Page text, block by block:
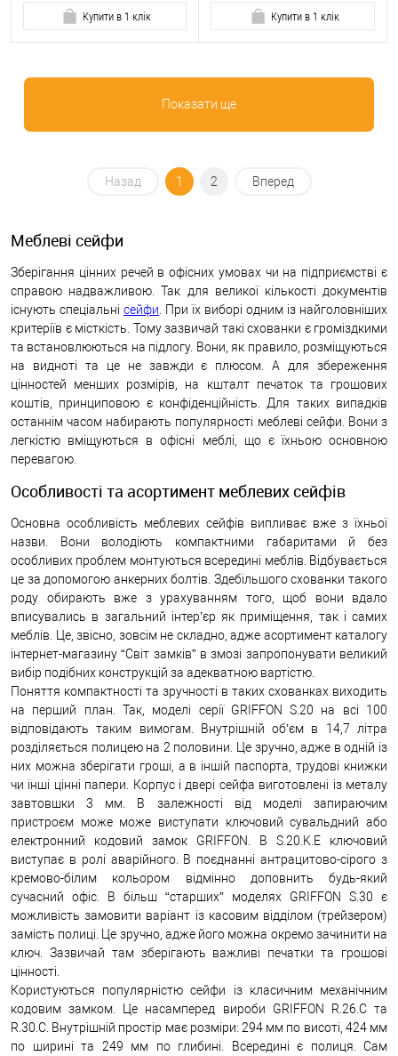
Купити в 1 клік Купити в 1 клік
Показати ще
Назад 1 2 Вперед
Меблеві сейфи
Зберігання цінних речей в офісних умовах чи на підприємстві є
справою надважливою. Так для великої кількості документів
існують спеціальні сейфи . При їх виборі одним із найголовніших
критеріїв є місткість. Тому зазвичай такі схованки є громіздкими
та встановлюються на підлогу. Вони, як правило, розміщуються
на видноті та це не завжди є плюсом. А для збереження
цінностей менших розмірів, на кшталт печаток та грошових
коштів, принциповою є конфіденційність. Для таких випадків
останнім часом набирають популярності меблеві сейфи. Вони з
легкістю вміщуються в офісні меблі, що є їхньою основною
перевагою.
Особливості та асортимент меблевих сейфів
Основна особливість меблевих сейфів випливає вже з їхньої
назви. Вони володіють компактними габаритами й без
особливих проблем монтуються всередині меблів. Відбувається
це за допомогою анкерних болтів. Здебільшого схованки такого
роду обирають вже з урахуванням того, щоб вони вдало
вписувались в загальний інтер’єр як приміщення, так і самих
меблів. Це, звісно, зовсім не складно, адже асортимент каталогу
інтернет-магазину “Світ замків” в змозі запропонувати великий
вибір подібних конструкцій за адекватною вартістю.
Поняття компактності та зручності в таких схованках виходить
на перший план. Так, моделі серії GRIFFON S.20 на всі 100
відповідають таким вимогам. Внутрішній об’єм в 14,7 літра
розділяється полицею на 2 половини. Це зручно, адже в одній із
них можна зберігати гроші, а в іншій паспорта, трудові книжки
чи інші цінні папери. Корпус і двері сейфа виготовлені із металу
завтовшки 3 мм. В залежності від моделі запираючим
пристроєм може може виступати ключовий сувальдний або
електронний кодовий замок GRIFFON. В S.20.K.E ключовий
виступає в ролі аварійного. В поєднанні антрацитово-сірого з
кремово-білим кольором відмінно доповнить будь-який
сучасний офіс. В більш “старших” моделях GRIFFON S.30 є
можливість замовити варіант із касовим відділом (трейзером)
замість полиці. Це зручно, адже його можна окремо зачинити на
ключ. Зазвичай там зберігають важливі печатки та грошові
цінності.
Користуються популярністю сейфи із класичним механічним
кодовим замком. Це насамперед вироби GRIFFON R.26.C та
R.30.C. Внутрішній простір має розміри: 294 мм по висоті, 424 мм
по ширині та 249 мм по глибині. Всередині є полиця. Сам